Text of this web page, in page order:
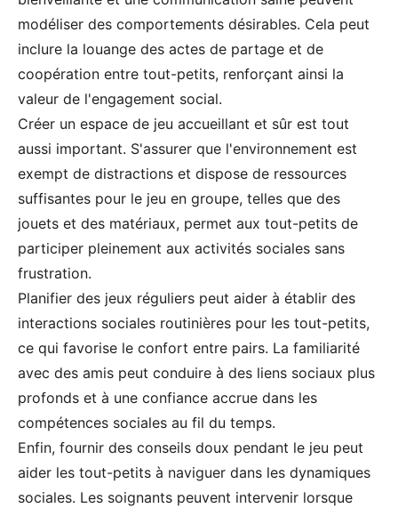
modéliser des comportements désirables. Cela peut
inclure la louange des actes de partage et de
coopération entre tout-petits, renforçant ainsi la
valeur de l'engagement social.
Créer un espace de jeu accueillant et sûr est tout
aussi important. S'assurer que l'environnement est
exempt de distractions et dispose de ressources
suffisantes pour le jeu en groupe, telles que des
jouets et des matériaux, permet aux tout-petits de
participer pleinement aux activités sociales sans
frustration.
Planifier des jeux réguliers peut aider à établir des
interactions sociales routinières pour les tout-petits,
ce qui favorise le confort entre pairs. La familiarité
avec des amis peut conduire à des liens sociaux plus
profonds et à une confiance accrue dans les
compétences sociales au fil du temps.
Enfin, fournir des conseils doux pendant le jeu peut
aider les tout-petits à naviguer dans les dynamiques
sociales. Les soignants peuvent intervenir lorsque